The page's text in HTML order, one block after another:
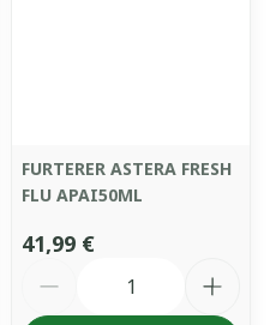
FURTERER ASTERA FRESH
FLU APAI50ML
41,99 €